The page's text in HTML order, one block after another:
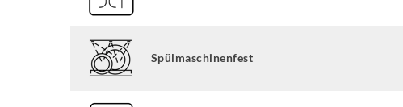
Spülmaschinenfest